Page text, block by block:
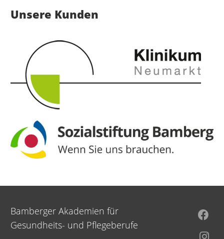
Unsere Kunden
Bamberger Akademien für
Gesundheits- und Pflegeberufe